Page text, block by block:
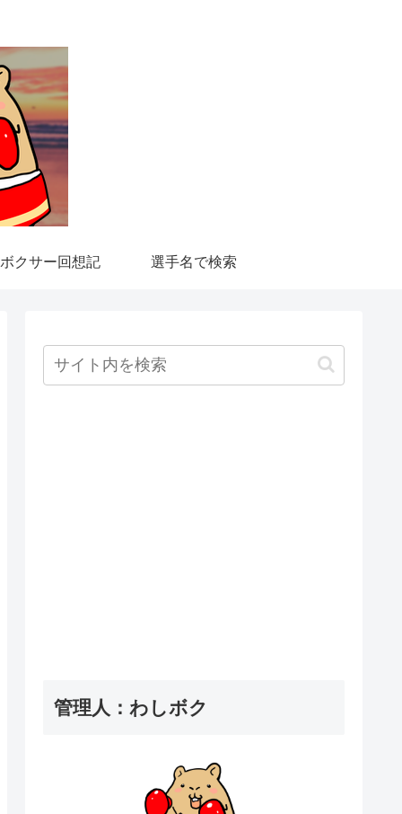
クサー回想記 選手名で検索
管理人：わしボク